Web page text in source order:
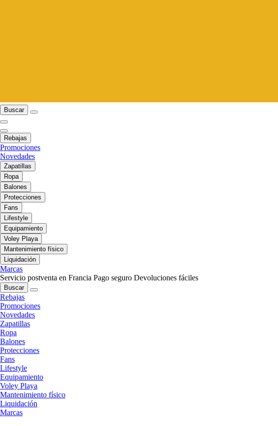
Buscar
Rebajas
Promociones
Novedades
Zapatillas
Ropa
Balones
Protecciones
Fans
Lifestyle
Equipamiento
Voley Playa
Mantenimiento físico
Liquidación
Marcas
Servicio postventa en Francia Pago seguro Devoluciones fáciles
Buscar
Rebajas
Promociones
Novedades
Zapatillas
Ropa
Balones
Protecciones
Fans
Lifestyle
Equipamiento
Voley Playa
Mantenimiento físico
Liquidación
Marcas